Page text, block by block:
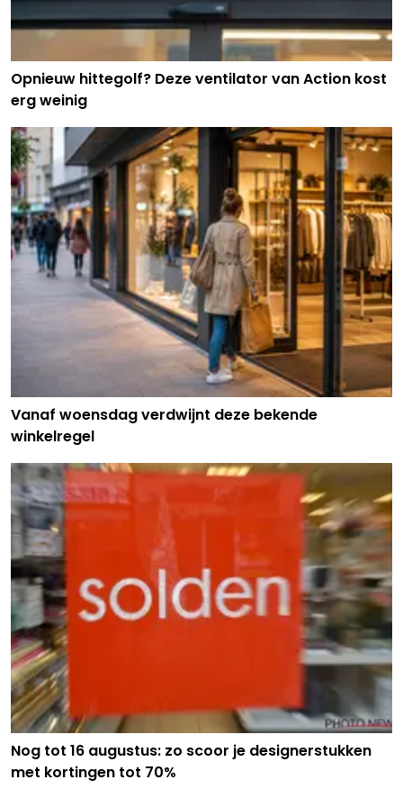
Opnieuw hittegolf? Deze ventilator van Action kost
erg weinig
Vanaf woensdag verdwijnt deze bekende
winkelregel
Nog tot 16 augustus: zo scoor je designerstukken
met kortingen tot 70%